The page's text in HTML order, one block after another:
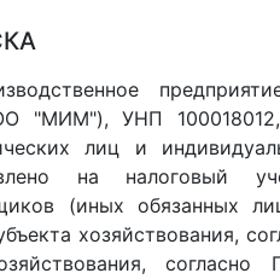
"МИМ"), УНП 100018012,
лиц и
на налоговый
(иных обязанных
хозяйствования,